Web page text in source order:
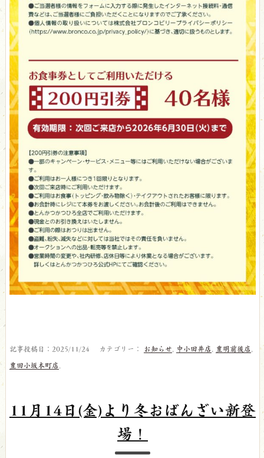
記事投稿日：2025/11/24 カテゴリー： お知らせ 中小田井店 豊明前後店
豊田小坂本町店
11月14日(金)より冬おばんざい新登
場！